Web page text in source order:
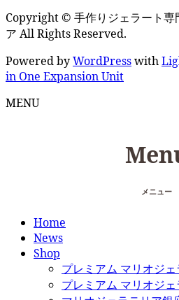
Copyright © 手作りジェラート
ア All Rights Reserved.
Powered byWordPresswith
in One Expansion Unit
MENU
メニュー
Home
News
Shop
プレミアム マリオジ
プレミアム マリオジ